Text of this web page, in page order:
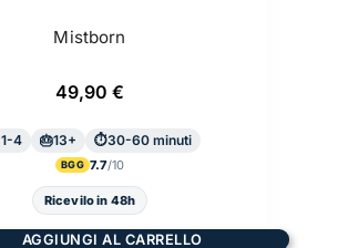
Mistborn
49,90 €
1-4 13+ 30-60 minuti
BGG 7.7
Ricevilo in 48h
AGGIUNGI AL CARRELLO